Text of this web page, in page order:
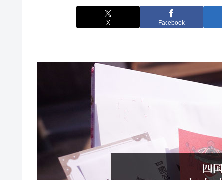
X Facebook